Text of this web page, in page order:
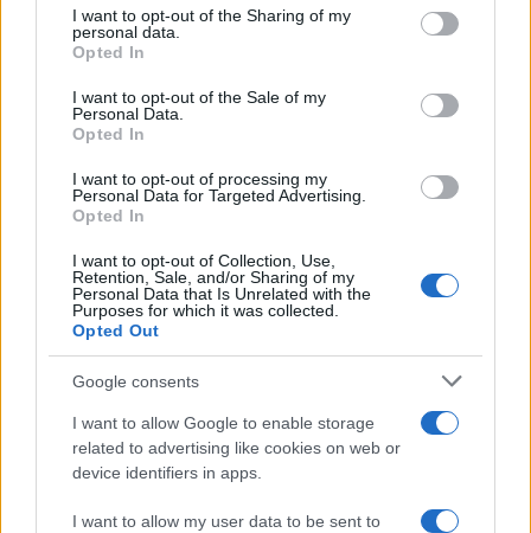
not limited to your visit or usage behaviour. You may click to
grant or deny consent to Google and its third-party tags to
use your data for below specified purposes in below Google
consent section.
I want to opt-out of the Sharing of my
personal data.
Opted In
I want to opt-out of the Sale of my
Personal Data.
Opted In
I want to opt-out of processing my
Personal Data for Targeted Advertising.
Opted In
I want to opt-out of Collection, Use,
Retention, Sale, and/or Sharing of my
Personal Data that Is Unrelated with the
Purposes for which it was collected.
Opted Out
Google consents
I want to allow Google to enable storage
related to advertising like cookies on web or
device identifiers in apps.
I want to allow my user data to be sent to
cionista eszmék mellett áll ki.
Felfegyverzett idős rabbira támadtak
szervezetként működik, főként Izraelben és a
diaszpóra egyes részein, mint például az
Egyesült Államokban, Ausztráliában,
Franciaországban és Argentínában. Bár
befolyása már nem olyan meghatározó, mint a
20. század közepén volt, a mozgalom
továbbra is a cionizmus alapvető értékeit
képviseli: a zsidó államiság megerősítését, a